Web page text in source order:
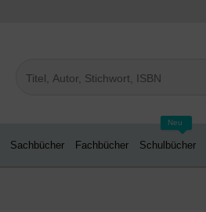
Sachbücher Fachbücher
Neu
Schulbücher